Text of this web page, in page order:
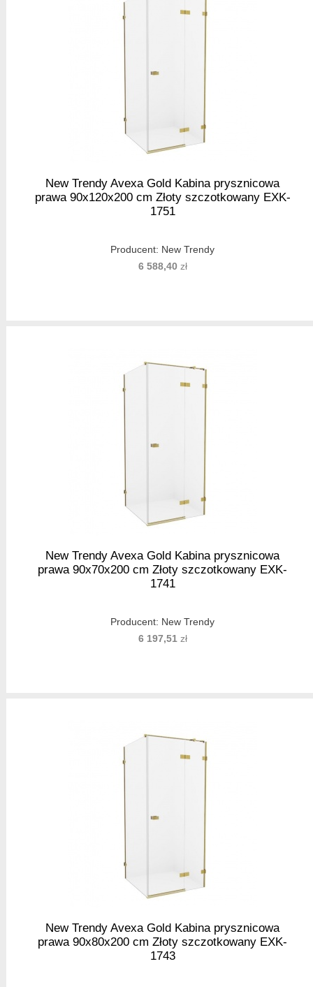
New Trendy Avexa Gold Kabina prysznicowa
prawa 90x120x200 cm Złoty szczotkowany EXK-
1751
Producent: New Trendy
6 588,40zł
New Trendy Avexa Gold Kabina prysznicowa
prawa 90x70x200 cm Złoty szczotkowany EXK-
1741
Producent: New Trendy
6 197,51zł
New Trendy Avexa Gold Kabina prysznicowa
prawa 90x80x200 cm Złoty szczotkowany EXK-
1743